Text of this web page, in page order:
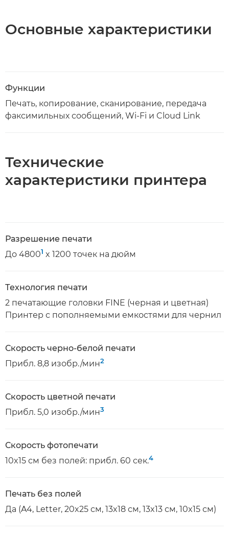
Основные характеристики
Функции
Печать, копирование, сканирование, передача
факсимильных сообщений, Wi-Fi и Cloud Link
Технические
характеристики принтера
Разрешение печати
До 48001 x 1200 точек на дюйм
Технология печати
2 печатающие головки FINE (черная и цветная)
Принтер с пополняемыми емкостями для чернил
Скорость черно-белой печати
Прибл. 8,8 изобр./мин2
Скорость цветной печати
Прибл. 5,0 изобр./мин3
Скорость фотопечати
10x15 см без полей: прибл. 60 сек.4
Печать без полей
Да (A4, Letter, 20x25 см, 13x18 см, 13x13 см, 10x15 см)